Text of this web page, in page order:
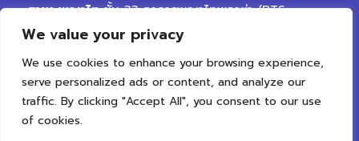
We value your privacy
We use cookies to enhance your browsing experience,
serve personalized ads or content, and analyze our
traffic. By clicking "Accept All", you consent to our use
of cookies.
สาขา พญาไทชั้น 33 อาคารพญาไทพลาซ่า (BTS
พญาไท) ถนนพญาไท เขตราชเทวี กรุงเทพมหานคร
10400
สาขา เจริญนครถนนเจริญนคร ตรงข้ามซอยเจริญนคร
50 แขวงสำเหร่ เขตธนบุรี กรุงเทพมหานคร 10600